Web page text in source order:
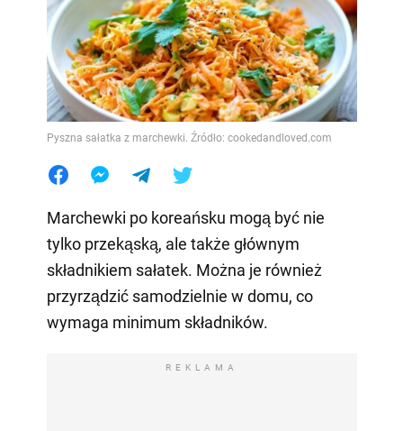
Pyszna sałatka z marchewki. Źródło: cookedandloved.com
Marchewki po koreańsku mogą być nie
tylko przekąską, ale także głównym
składnikiem sałatek. Można je również
przyrządzić samodzielnie w domu, co
wymaga minimum składników.
REKLAMA